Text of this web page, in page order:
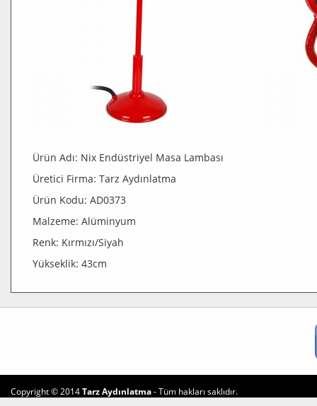
Ürün Adı: Nix Endüstriyel Masa Lambası
Üretici Firma: Tarz Aydınlatma
Ürün Kodu: AD0373
Malzeme: Alüminyum
Renk: Kırmızı/Siyah
Yükseklik: 43cm
Copyright © 2014Tarz Aydınlatma- Tüm hakları saklıdır.